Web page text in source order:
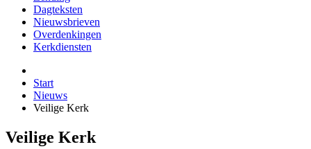
Dagteksten
Nieuwsbrieven
Overdenkingen
Kerkdiensten
Start
Nieuws
Veilige Kerk
Veilige Kerk